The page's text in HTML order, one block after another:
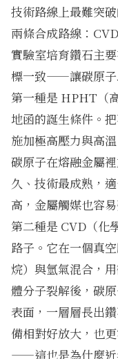
技術路線上最難突
兩條合成路線：
實驗室培育鑽石主
標一致——讓碳原子
第一種是 HPHT（
地函的誕生條件。
施加極高壓力與高
碳原子在熔融金屬
久、技術最成熟，
高，金屬觸媒也容
第二種是 CVD（化
路子。它在一個真
烷）與氫氣混合，
體分子裂解後，碳
表面，一層層長出
備相對好放大，也
——這也是為什麼近